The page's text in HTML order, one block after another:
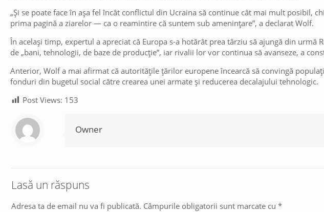
„Și se poate face în așa fel încât conflictul din Ucraina să continue cât mai mult posibil,
prima pagină a ziarelor — ca o reamintire că suntem sub amenințare”, a declarat Wolf.
În același timp, expertul a apreciat că Europa s-a hotărât prea târziu să ajungă din urmă
de „bani, tehnologii, de baze de producție”, iar rivalii lor vor continua să avanseze, a
Anterior, Wolf a mai afirmat că autoritățile țărilor europene încearcă să convingă
fonduri din bugetul social către crearea unei armate și reducerea decalajului tehnologic.
Post Views: 153
Owner
Lasă un răspuns
Adresa ta de email nu va fi publicată. Câmpurile obligatorii sunt marcate cu *